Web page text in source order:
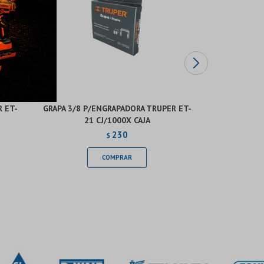
ET-
GRAPA 3/8 P/ENGRAPADORA TRUPER ET-
21 CJ/1000X CAJA
$ 230